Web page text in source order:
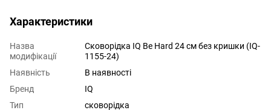
Характеристики
Назва
модифікації
Сковорідка IQ Be Hard 24 см без кришки (IQ-
1155-24)
Наявність
В наявності
Бренд
IQ
Тип
сковорідка